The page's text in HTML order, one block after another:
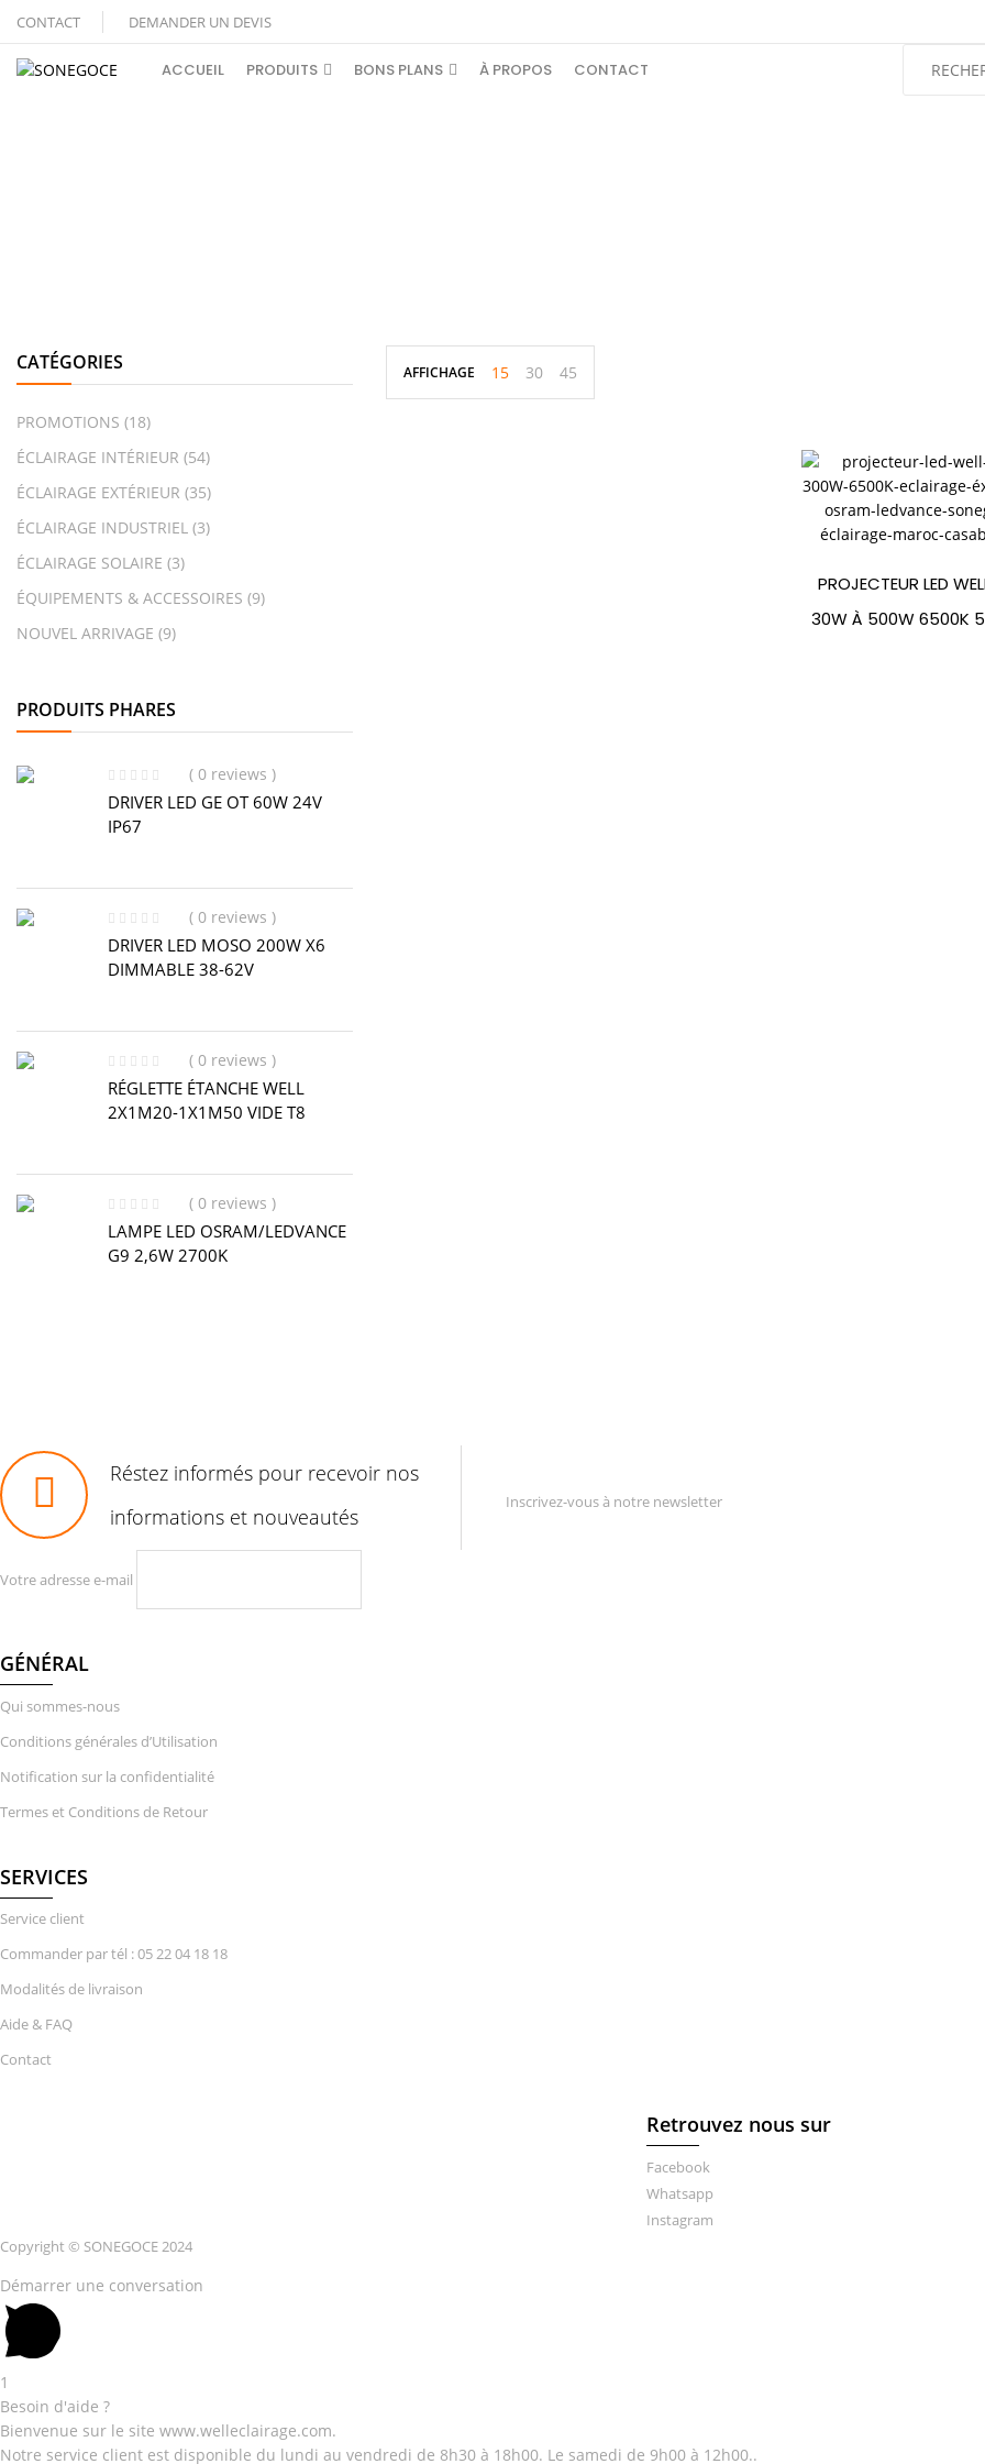
CONTACT DEMANDER UN DEVIS
ACCUEIL PRODUITS BONS PLANS À PROPOS CONTACT
CATÉGORIES
PROMOTIONS (18)
ÉCLAIRAGE INTÉRIEUR (54)
ÉCLAIRAGE EXTÉRIEUR (35)
ÉCLAIRAGE INDUSTRIEL (3)
ÉCLAIRAGE SOLAIRE (3)
ÉQUIPEMENTS & ACCESSOIRES (9)
NOUVEL ARRIVAGE (9)
PRODUITS PHARES
( 0 reviews )
DRIVER LED GE OT 60W 24V
IP67
( 0 reviews )
DRIVER LED MOSO 200W X6
DIMMABLE 38-62V
( 0 reviews )
RÉGLETTE ÉTANCHE WELL
2X1M20-1X1M50 VIDE T8
( 0 reviews )
LAMPE LED OSRAM/LEDVANCE
G9 2,6W 2700K
AFFICHAGE 15 30 45
PROJECTEUR LED
30W À 500W 6500K
Réstez informés pour recevoir nos
informations et nouveautés
Inscrivez-vous à notre newsletter
Votre adresse e-mail
GÉNÉRAL
Qui sommes-nous
Conditions générales d’Utilisation
Notification sur la confidentialité
Termes et Conditions de Retour
SERVICES
Service client
Commander par tél : 05 22 04 18 18
Modalités de livraison
Aide & FAQ
Contact
Retrouvez nous sur
Facebook
Whatsapp
Instagram
Copyright © SONEGOCE 2024
Démarrer une conversation
1
Besoin d'aide ?
Bienvenue sur le site www.welleclairage.com.
Notre service client est disponible du lundi au vendredi de 8h30 à 18h00. Le samedi de 9h00 à 12h00..